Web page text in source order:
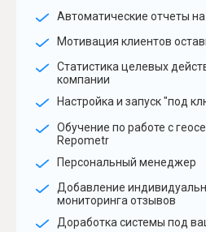
Автоматические отчеты
Мотивация клиентов
Статистика целевых
компании
Настройка и запуск "под
Обучение по работе с
Repometr
Персональный менеджер
Добавление
мониторинга отзывов
Доработка системы под